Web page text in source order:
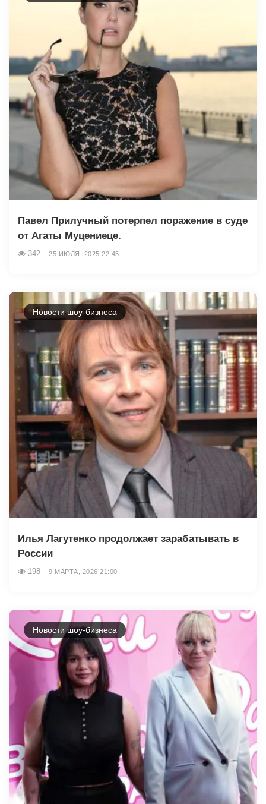
Павел Прилучный потерпел поражение в суде
от Агаты Муцениеце.
342 25 ИЮЛЯ, 2025 22:45
Новости шоу-бизнеса
Илья Лагутенко продолжает зарабатывать в
России
198 9 МАРТА, 2026 21:00
Новости шоу-бизнеса